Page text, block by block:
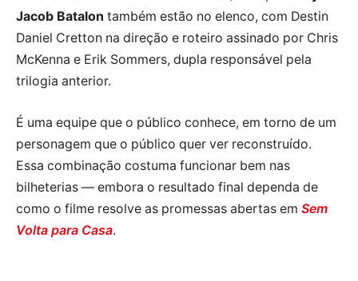
Jacob Batalon também estão no elenco, com Destin
Daniel Cretton na direção e roteiro assinado por Chris
McKenna e Erik Sommers, dupla responsável pela
trilogia anterior.
É uma equipe que o público conhece, em torno de um
personagem que o público quer ver reconstruído.
Essa combinação costuma funcionar bem nas
bilheterias — embora o resultado final dependa de
como o filme resolve as promessas abertas em Sem
Volta para Casa.